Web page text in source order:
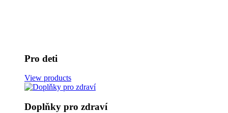
Pro deti
View products
Doplňky pro zdraví